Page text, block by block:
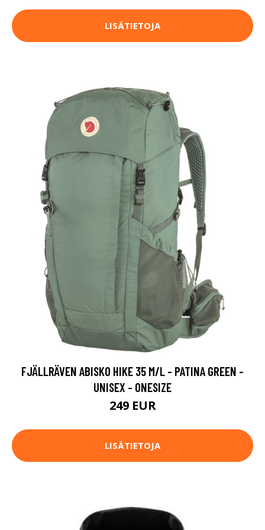
LISÄTIETOJA
FJÄLLRÄVEN ABISKO HIKE 35 M/L - PATINA GREEN -
UNISEX - ONESIZE
249 EUR
LISÄTIETOJA